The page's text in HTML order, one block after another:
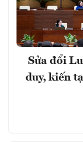
Sửa đổi
duy, kiến